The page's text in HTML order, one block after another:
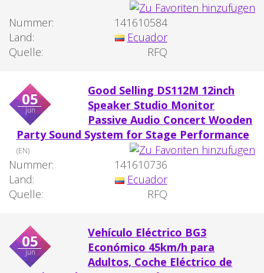
Nummer:
141610584
Land:
Ecuador
Quelle:
RFQ
05
jun
Good Selling DS112M 12inch
Speaker Studio Monitor
Passive Audio Concert Wooden
Party Sound System for Stage Performance
(EN)
Nummer:
141610736
Land:
Ecuador
Quelle:
RFQ
05
jun
Vehículo Eléctrico BG3
Económico 45km/h para
Adultos, Coche Eléctrico de